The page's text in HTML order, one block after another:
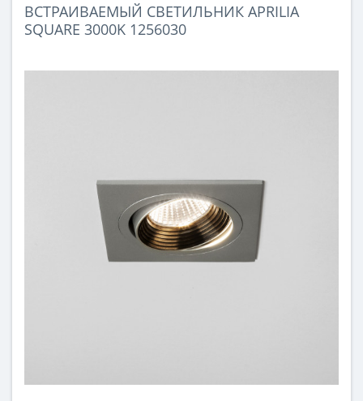
ВСТРАИВАЕМЫЙ СВЕТИЛЬНИК APRILIA
SQUARE 3000K 1256030